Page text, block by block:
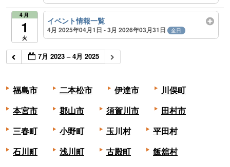
4月
1
火
イベント情報一覧
4月 2025年04月1日 - 3月 2026年03月31日 全日
7月 2023 – 4月 2025
福島市 二本松市 伊達市 川俣町
本宮市 郡山市 須賀川市 田村市
三春町 小野町 玉川村 平田村
石川町 浅川町 古殿町 飯舘村